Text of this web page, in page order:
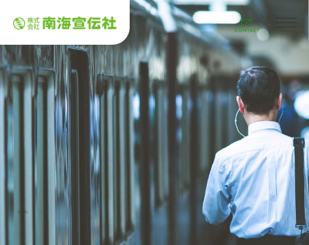
TOP
会社概要
取り扱い広告
取り扱い広告について
取り扱い媒体のご案内
実績のご紹介
南海電鉄
Osaka Metro